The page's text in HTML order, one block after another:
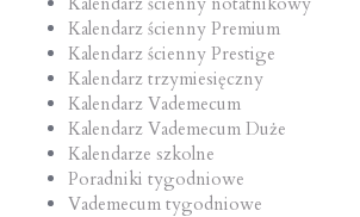
Kalendarz ścienny Premium
Kalendarz ścienny Prestige
Kalendarz trzymiesięczny
Kalendarz Vademecum
Kalendarz Vademecum Duże
Kalendarze szkolne
Poradniki tygodniowe
Vademecum tygodniowe